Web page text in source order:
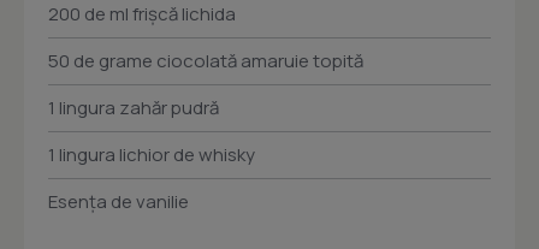
200 de ml frișcă lichida
50 de grame ciocolată amaruie topită
1 lingura zahăr pudră
1 lingura lichior de whisky
Esența de vanilie